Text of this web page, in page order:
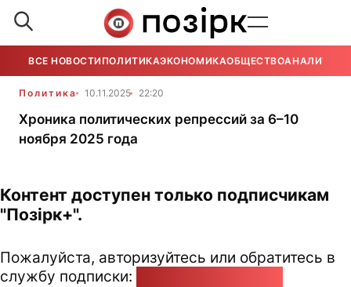
ВСЕ НОВОСТИ ПОЛИТИКАЭКОНОМИКАОБЩЕСТВОАНАЛИТИКА
Политика 10.11.2025 22:20
Хроника политических репрессий за 6–10
ноября 2025 года
Контент доступен только подписчикам
"Позірк+".
Пожалуйста, авторизуйтесь или обратитесь в
службу подписки: